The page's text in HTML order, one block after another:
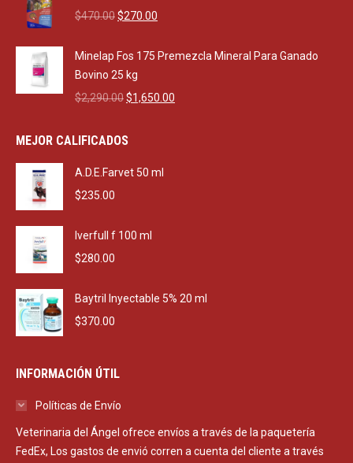
$550.00.
$470.00Original
was:
$470.00.
$270.00
is:
Minelap Fos 175 Premezcla Mineral Para Ganado
Bovino 25 kg
$2,290.00Original
was:
$1,650.00
MEJOR CALIFICADOS
A.D.E.Farvet 50 ml
$235.00
Iverfull f 100 ml
$280.00
Baytril Inyectable 5% 20 ml
$370.00
INFORMACIÓN ÚTIL
Políticas de Envío
Veterinaria del Ángel ofrece envíos a través de la paquetería
FedEx, Los gastos de envió corren a cuenta del cliente a través